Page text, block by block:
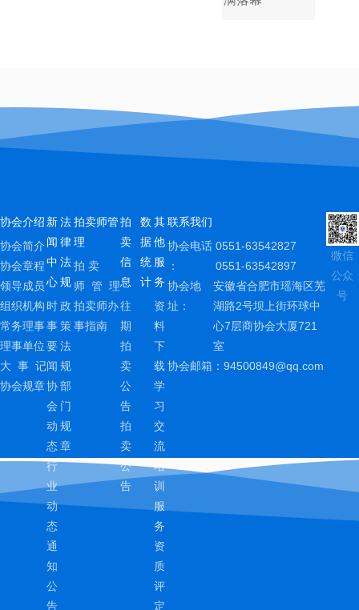
协会介绍
协会简介
协会章程
领导成员
组织机构
常务理事
理事单位
大 事 记
协会规章
新
闻
中
心
时
事
要
闻
协
会
动
态
行
业
动
态
通
知
公
告
法
律
法
规
政
策
法
规
部
门
规
章
拍卖师管
理
拍 卖
师 管 理
拍卖师办
事指南
拍
卖
信
息
往
期
拍
卖
公
告
拍
卖
公
告
数
据
统
计
其
他
服
务
资
料
下
载
学
习
交
流
培
训
服
务
资
质
评
定
联系我们
协会电话
：
0551-63542827
0551-63542897
协会地
址：
安徽省合肥市瑶海区芜
湖路2号坝上街环球中
心7层商协会大厦721
室
协会邮箱： 94500849@qq.com
微信
公众
号